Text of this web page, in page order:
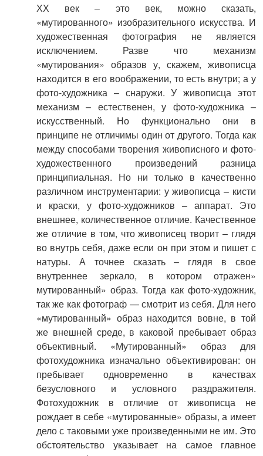
ХХ век – это век, можно сказать,
«мутированного» изобразительного искусства. И
художественная фотография не является
исключением. Разве что механизм
«мутирования» образов у, скажем, живописца
находится в его воображении, то есть внутри; а у
фото-художника – снаружи. У живописца этот
механизм – естественен, у фото-художника –
искусственный. Но функционально они в
принципе не отличимы один от другого. Тогда как
между способами творения живописного и фото-
художественного произведений разница
принципиальная. Но ни только в качественно
различном инструментарии: у живописца – кисти
и краски, у фото-художников – аппарат. Это
внешнее, количественное отличие. Качественное
же отличие в том, что живописец творит – глядя
во внутрь себя, даже если он при этом и пишет с
натуры. А точнее сказать – глядя в свое
внутреннее зеркало, в котором отражен»
мутированный» образ. Тогда как фото-художник,
так же как фотограф — смотрит из себя. Для него
«мутированный» образ находится вовне, в той
же внешней среде, в каковой пребывает образ
объективный. «Мутированный» образ для
фотохудожника изначально объективирован: он
пребывает одновременно в качествах
безусловного и условного раздражителя.
Фотохудожник в отличие от живописца не
рождает в себе «мутированные» образы, а имеет
дело с таковыми уже произведенными не им. Это
обстоятельство указывает на самое главное